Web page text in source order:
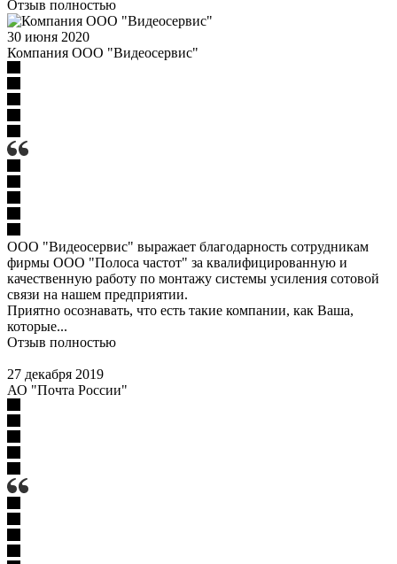
Отзыв полностью
30 июня 2020
Компания ООО "Видеосервис"
ООО "Видеосервис" выражает благодарность сотрудникам
фирмы ООО "Полоса частот" за квалифицированную и
качественную работу по монтажу системы усиления сотовой
связи на нашем предприятии.
Приятно осознавать, что есть такие компании, как Ваша,
которые...
Отзыв полностью
27 декабря 2019
АО "Почта России"